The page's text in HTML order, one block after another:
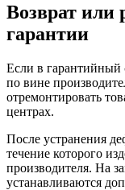
Возврат или
гарантии
Если в
по вине
отремонтировать
центрах.
После устранения
течение которого
производителя. На
устанавливаются